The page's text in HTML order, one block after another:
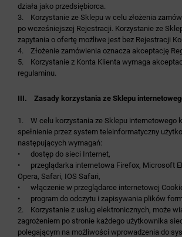
działa jako przedsiębiorca.
3. Korzystanie ze Sklepu w celu złożenia
po wcześniejszej Rejestracji. Korzystanie ze
zapytania o ofertę możliwe jest bez Rejestracji
4. Złożenie zamówienia oznacza akceptację
5. Korzystanie z Konta Klienta wymaga
regulaminu.
III. Zasady korzystania ze Sklepu
1. W celu korzystania ze Sklepu internetowego
spełnienie przez system teleinformatyczny
następujących wymagań:
• dostęp do sieci Internet,
• przeglądarka internetowa Firefox, Microsoft
Opera, Safari, IOS Safari,
• włączenie w przeglądarce internetowej
• program do odczytu i zapisywania plików
2. Korzystanie z usług elektronicznych, może
zagrożeniem po stronie każdego użytkownika
polegającym na możliwości wprowadzenia do